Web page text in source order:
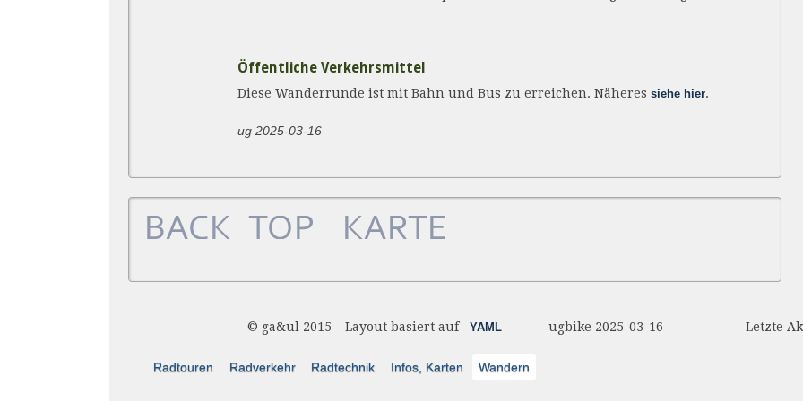
Öffentliche Verkehrsmittel
Diese Wanderrunde ist mit Bahn und Bus zu erreichen. Näheres siehe hier.
ug 2025-03-16
© ga&ul 2015 – Layout basiert auf YAML ugbike 2025-03-16 Letzte
Radtouren Radverkehr Radtechnik Infos, Karten Wandern